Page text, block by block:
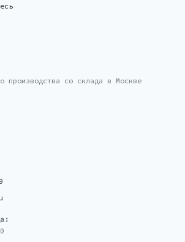
производства со склада в Москве